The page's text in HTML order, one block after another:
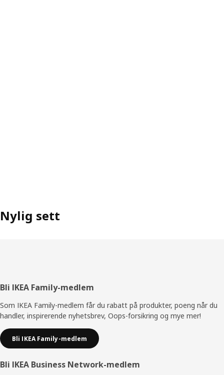
Nylig sett
Bunntekst
Bli IKEA Family-medlem
Som IKEA Family-medlem får du rabatt på produkter, poeng når du
handler, inspirerende nyhetsbrev, Oops-forsikring og mye mer!
Bli IKEA Family-medlem
Bli IKEA Business Network-medlem